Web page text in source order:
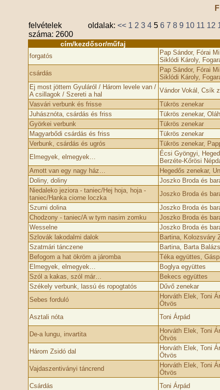
felvételek
száma: 2600
oldalak: << 1 2 3 4 5 6 7 8 9 10 11 12
cím/kezdősor/műfaj
forgatós
Pap Sándor, Fórai
Siklódi Károly,
csárdás
Pap Sándor, Fórai
Siklódi Károly,
Ej most jöttem Gyuláról / Három levele van /
A csillagok / Szereti a hal
Vándor Vokál, Csík
Vasvári verbunk és frisse
Tükrös zenekar
Juhásznóta, csárdás és friss
Tükrös zenekar,
Györkei verbunk
Tükrös zenekar
Magyarbődi csárdás és friss
Tükrös zenekar
Verbunk, csárdás és ugrós
Tükrös zenekar,
Elmegyek, elmegyek…
Écsi Gyöngyi,
Berzéte-Kőrösi
Amott van egy nagy ház…
Hegedős zenekar,
Doliny, doliny
Joszko Broda és
Niedaleko jeziora - taniec/Hej hoja, hoja -
taniec/Hanka ciorne loczka
Joszko Broda és
Szumi dolina
Joszko Broda és
Chodzony - taniec/A w tym nasim zomku
Joszko Broda és
Wesselne
Joszko Broda és
Szlovák lakodalmi dalok
Bartina, Kolozsváry
Szatmári tánczene
Bartina, Barta Balázs
Befogom a hat ökröm a járomba
Téka együttes,
Elmegyek, elmegyek…
Boglya együttes
Szól a kakas, szól már…
Bekecs együttes
Székely verbunk, lassú és ropogtatós
Dűvő zenekar
Sebes forduló
Horváth Elek, Toni
Ötvös
Asztali nóta
Toni Árpád
De-a lungu, invartita
Horváth Elek, Toni
Ötvös
Három Zsidó dal
Horváth Elek, Toni
Ötvös
Vajdaszentiványi táncrend
Horváth Elek, Toni
Ötvös
Csárdás
Toni Árpád